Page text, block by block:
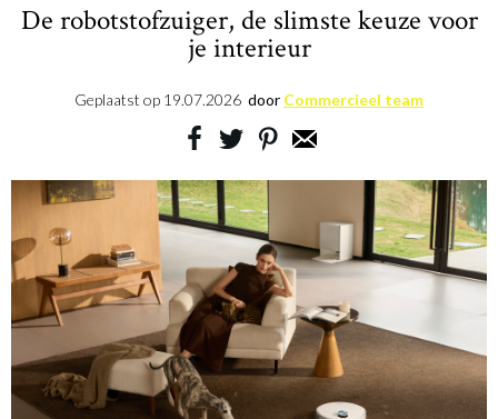
De robotstofzuiger, de slimste keuze voor
je interieur
Geplaatst op 19.07.2026 door Commercieel team